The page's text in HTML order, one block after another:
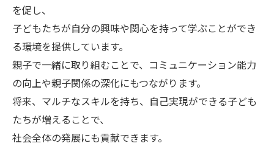
を促し、
子どもたちが自分の興味や関心を持って学ぶことができ
る環境を提供しています。
親子で一緒に取り組むことで、コミュニケーション能力
の向上や親子関係の深化にもつながります。
将来、マルチなスキルを持ち、自己実現ができる子ども
たちが増えることで、
社会全体の発展にも貢献できます。